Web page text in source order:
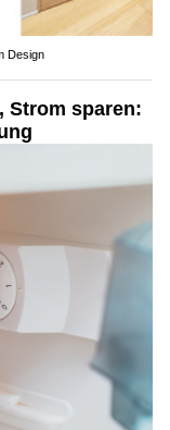
Design
Strom sparen: